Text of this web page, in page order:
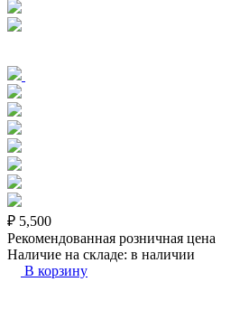
₽ 5,500
Рекомендованная розничная цена
Наличие на складе: в наличии
В корзину